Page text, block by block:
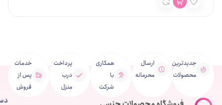
ارسال
محرمانه
همکاری
با
پرداخت
درب
منزل
خدمات
پس از
فروش